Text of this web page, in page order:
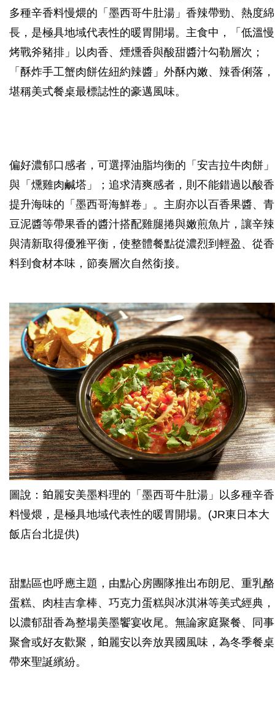
多種辛香料慢煨的「墨西哥牛肚湯」香辣帶勁、熱度綿
長，是極具地域代表性的暖胃開場。主食中，「低溫慢
烤戰斧豬排」以肉香、煙燻香與酸甜醬汁勾勒層次；
「酥炸手工蟹肉餅佐紐約辣醬」外酥內嫩、辣香俐落，
堪稱美式餐桌最標誌性的豪邁風味。
偏好濃郁口感者，可選擇油脂均衡的「安吉拉牛肉餅」
與「燻雞肉鹹塔」；追求清爽感者，則不能錯過以酸香
提升海味的「墨西哥海鮮卷」。主廚亦以百香果醬、青
豆泥醬等帶果香的醬汁搭配雞腿捲與嫩煎魚片，讓辛辣
與清新取得優雅平衡，使整體餐點從濃烈到輕盈、從香
料到食材本味，節奏層次自然銜接。
圖說：鉑麗安美墨料理的「墨西哥牛肚湯」以多種辛香
料慢煨，是極具地域代表性的暖胃開場。(JR東日本大
飯店台北提供)
甜點區也呼應主題，由點心房團隊推出布朗尼、重乳酪
蛋糕、肉桂吉拿棒、巧克力蛋糕與冰淇淋等美式經典，
以濃郁甜香為整場美墨饗宴收尾。無論家庭聚餐、同事
聚會或好友歡聚，鉑麗安以奔放異國風味，為冬季餐桌
帶來聖誕繽紛。